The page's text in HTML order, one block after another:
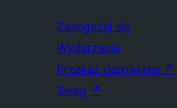
Zaangażuj się
Wydarzenia
Przekaż darowiznę ↗
Swag ↗